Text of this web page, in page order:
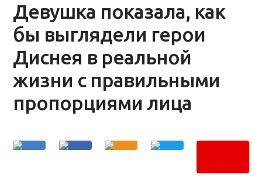
Девушка показала, как
бы выглядели герои
Диснея в реальной
жизни с правильными
пропорциями лица